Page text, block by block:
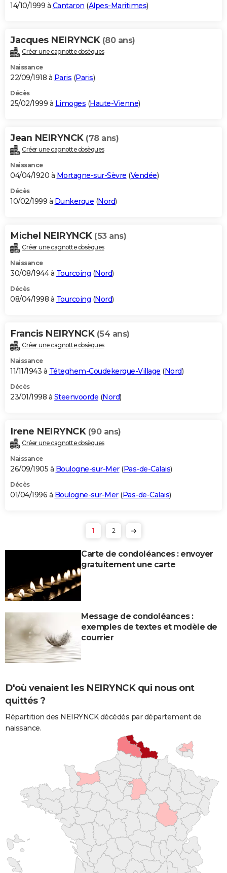
14/10/1999 à Cantaron (Alpes-Maritimes)
Jacques NEIRYNCK (80 ans)
Créer une cagnotte obsèques
Naissance
22/09/1918 à Paris (Paris)
Décès
25/02/1999 à Limoges (Haute-Vienne)
Jean NEIRYNCK (78 ans)
Créer une cagnotte obsèques
Naissance
04/04/1920 à Mortagne-sur-Sèvre (Vendée)
Décès
10/02/1999 à Dunkerque (Nord)
Michel NEIRYNCK (53 ans)
Créer une cagnotte obsèques
Naissance
30/08/1944 à Tourcoing (Nord)
Décès
08/04/1998 à Tourcoing (Nord)
Francis NEIRYNCK (54 ans)
Créer une cagnotte obsèques
Naissance
11/11/1943 à Téteghem-Coudekerque-Village (Nord)
Décès
23/01/1998 à Steenvoorde (Nord)
Irene NEIRYNCK (90 ans)
Créer une cagnotte obsèques
Naissance
26/09/1905 à Boulogne-sur-Mer(Pas-de-Calais)
Décès
01/04/1996 à Boulogne-sur-Mer(Pas-de-Calais)
1 2
Carte de condoléances : envoyer
gratuitement une carte
Message de condoléances :
exemples de textes et modèle de
courrier
D'où venaient les NEIRYNCK qui nous ont
quittés ?
Répartition des NEIRYNCK décédés par département de
naissance.